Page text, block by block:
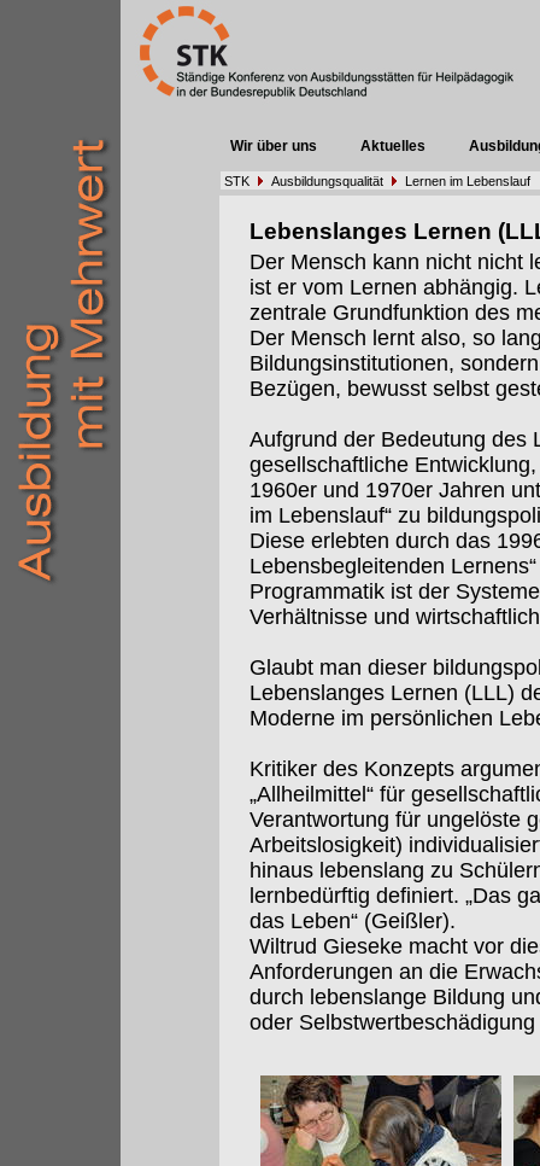
Wir über uns Aktuelles
STK Ausbildungsqualität Lernen im Lebenslauf
Lebenslanges Lernen
Der Mensch kann nicht nicht
ist er vom Lernen abhängig.
zentrale Grundfunktion des
Der Mensch lernt also, so
Bildungsinstitutionen,
Bezügen, bewusst selbst
Aufgrund der Bedeutung des
gesellschaftliche
1960er und 1970er Jahren
im Lebenslauf“ zu
Diese erlebten durch das
Lebensbegleitenden
Programmatik ist der
Verhältnisse und
Glaubt man dieser
Lebenslanges Lernen (LLL)
Moderne im persönlichen
Kritiker des Konzepts
„Allheilmittel“ für
Verantwortung für ungelöste
Arbeitslosigkeit)
hinaus lebenslang zu
lernbedürftig definiert. „Das
das Leben“ (Geißler).
Wiltrud Gieseke macht vor
Anforderungen an die
durch lebenslange Bildung
oder